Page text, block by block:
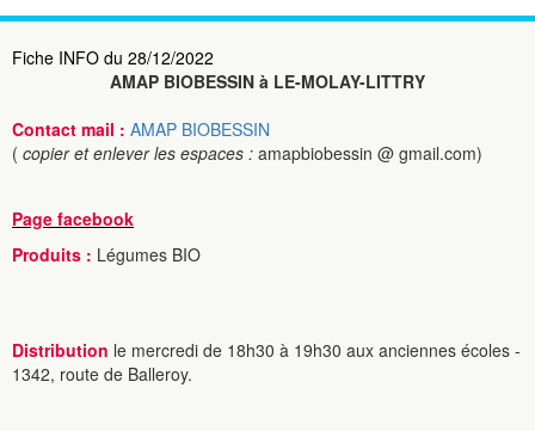
Fiche INFO du 28/12/2022
AMAP BIOBESSIN à LE-MOLAY-LITTRY
Contact mail : AMAP BIOBESSIN
( copier et enlever les espaces : amapbiobessin @ gmail.com)
Page facebook
Produits : Légumes BIO
Distribution le mercredi de 18h30 à 19h30 aux anciennes écoles -
1342, route de Balleroy.